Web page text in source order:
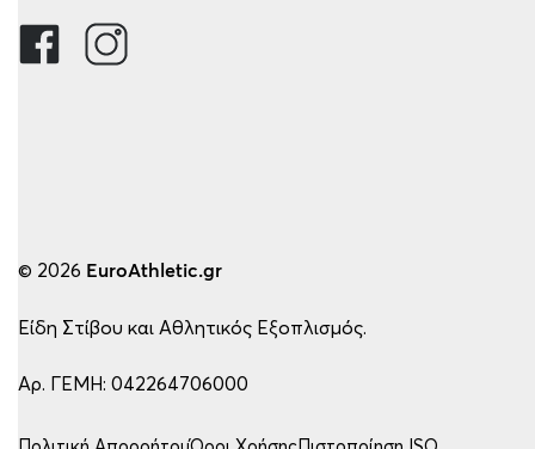
© 2026 EuroAthletic.gr
Είδη Στίβου και Αθλητικός Εξοπλισμός.
Αρ. ΓΕΜΗ: 042264706000